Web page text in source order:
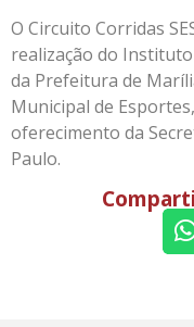
O Circuito Corridas
realização do
da Prefeitura de
Municipal de
oferecimento da
Paulo.